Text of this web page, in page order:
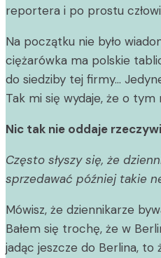
reportera i po prostu
Na początku nie było
ciężarówka ma polskie
do siedziby tej firmy…
Tak mi się wydaje, że o
Nic tak nie oddaje
Często słyszy się, że
sprzedawać później takie
Mówisz, że dziennikarze
Bałem się trochę, że w
jadąc jeszcze do Berlina, to